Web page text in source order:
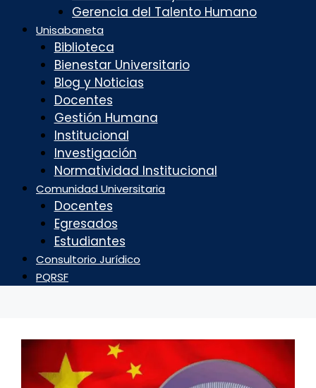
Gerencia del Talento Humano
Unisabaneta
Biblioteca
Bienestar Universitario
Blog y Noticias
Docentes
Gestión Humana
Institucional
Investigación
Normatividad Institucional
Comunidad Universitaria
Docentes
Egresados
Estudiantes
Consultorio Jurídico
PQRSF